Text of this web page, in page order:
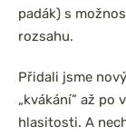
padák) s
rozsahu.
Přidali jsme
„kvákání” až po
hlasitosti. A